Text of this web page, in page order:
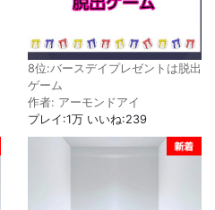
8位:バースデイプレゼントは脱出
ゲーム
作者: アーモンドアイ
プレイ:1万 いいね:239